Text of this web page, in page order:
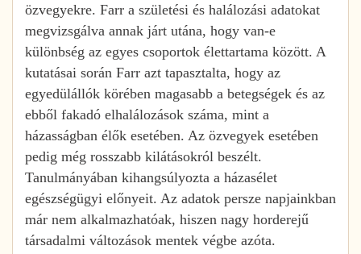
özvegyekre. Farr a születési és halálozási adatokat
megvizsgálva annak járt utána, hogy van-e
különbség az egyes csoportok élettartama között. A
kutatásai során Farr azt tapasztalta, hogy az
egyedülállók körében magasabb a betegségek és az
ebből fakadó elhalálozások száma, mint a
házasságban élők esetében. Az özvegyek esetében
pedig még rosszabb kilátásokról beszélt.
Tanulmányában kihangsúlyozta a házasélet
egészségügyi előnyeit. Az adatok persze napjainkban
már nem alkalmazhatóak, hiszen nagy horderejű
társadalmi változások mentek végbe azóta.